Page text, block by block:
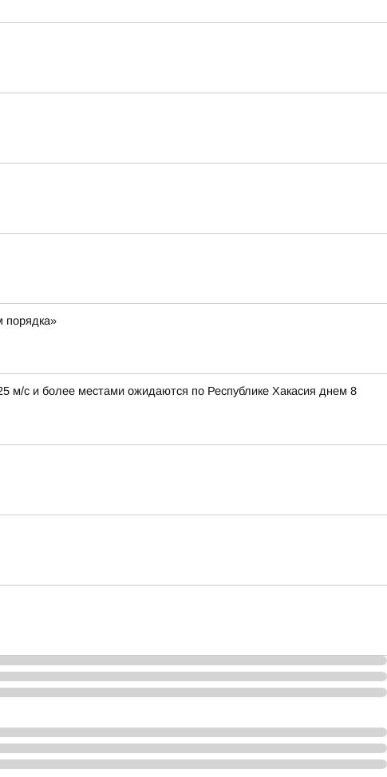
порядка»
м/с и более местами ожидаются по Республике Хакасия днем 8